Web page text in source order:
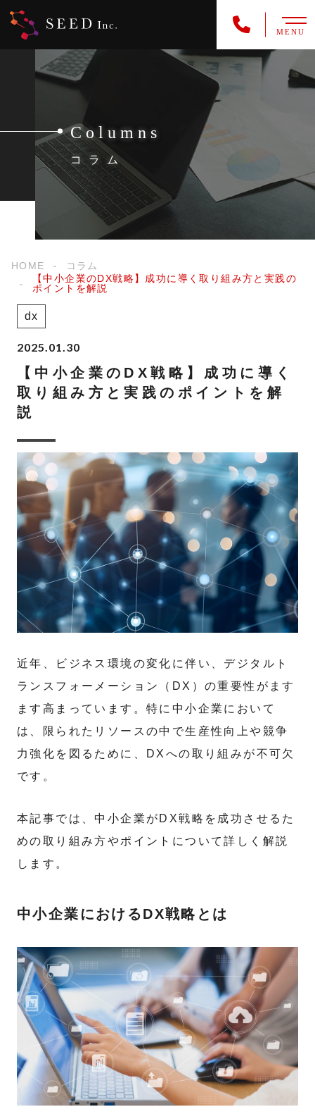
MENU
Columns
コラム
HOME
コラム
【中小企業のDX戦略】成功に導く取り組み方と実践の
ポイントを解説
dx
2025.01.30
【中小企業のDX戦略】成功に導く
取り組み方と実践のポイントを解
説
近年、ビジネス環境の変化に伴い、デジタルト
ランスフォーメーション（DX）の重要性がます
ます高まっています。特に中小企業において
は、限られたリソースの中で生産性向上や競争
力強化を図るために、DXへの取り組みが不可欠
です。
本記事では、中小企業がDX戦略を成功させるた
めの取り組み方やポイントについて詳しく解説
します。
中小企業におけるDX戦略とは